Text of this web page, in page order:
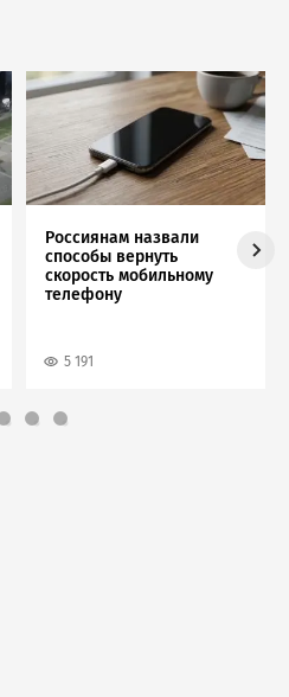
Image
Россиянам назвали
способы вернуть
скорость мобильному
телефону
5 191